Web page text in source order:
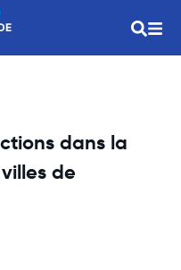
dans la
de